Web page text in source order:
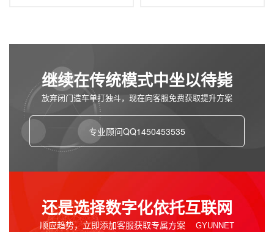
继续在传统模式中坐以待毙
放弃闭门造车单打独斗，现在向客服免费获取提升方案
专业顾问QQ1450453535
还是选择数字化依托互联网
顺应趋势，立即添加客服获取专属方案